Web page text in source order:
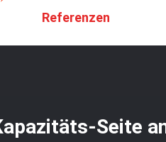
Referenzen
Seite